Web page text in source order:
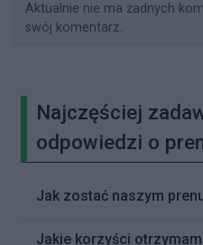
Aktualnie nie ma żadnych
swój komentarz.
Najczęściej
odpowiedzi o
Jak zostać naszym
Jakie korzyści